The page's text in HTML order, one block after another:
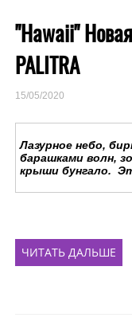
"Hawaii"
PALITRA
15/05/2020
Лазурное небо,
барашками волн,
крыши бунгало.
ЧИТАТЬ ДАЛЬШЕ